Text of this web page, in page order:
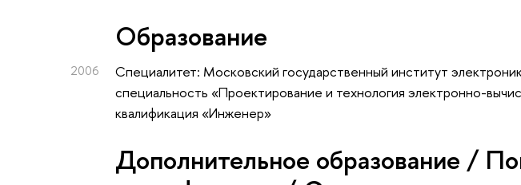
Oбразование
2006
Специалитет: Московский государственный институт
специальность «Проектирование и технология электронно-
квалификация «Инженер»
Дополнительное образование /